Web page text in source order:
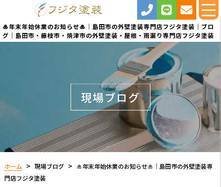
🎍年末年始休業のお知らせ🎍｜島田市の外壁塗装専門店フジタ塗装｜ブロ
グ｜島田市・藤枝市・焼津市の外壁塗装・屋根・雨漏り専門店フジタ塗装
現場ブログ
ホーム 現場ブログ
🎍年末年始休業のお知らせ🎍｜島田市の外壁塗装専
門店フジタ塗装